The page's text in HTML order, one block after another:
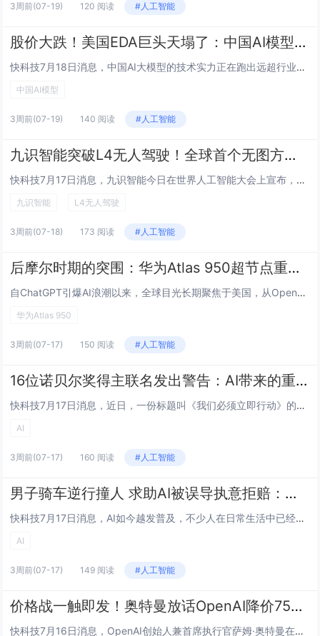
3周前(07-19) 120 阅读 #人工智能
股价大跌！美国EDA巨头天塌了：中国AI模型48小时跑通芯片设计
快科技7月18日消息，中国AI大模型的技术实力正在跑出远超行业预期的增长速度，最新发布的Kimi K3居然只用48小时就全程跑通了完整芯片设计流程，直接给长期依托垄断优势限制国内半导体产业发展的EDA封锁，打出了全新的破局可能性。据官方披露...
中国AI模型
3周前(07-19) 140 阅读 #人工智能
九识智能突破L4无人驾驶！全球首个无图方案规模化量产
快科技7月17日消息，九识智能今日在世界人工智能大会上宣布，公司已实现L4级无人驾驶无图方案的规模化量产，成为全球首家达成此成就的企业。目前，该技术已在九识智能新增运营路线中实现30%的渗透率，预计到本月底，L4无图运营里程将突破4万公里。...
九识智能 L4无人驾驶
3周前(07-18) 173 阅读 #人工智能
后摩尔时期的突围：华为Atlas 950超节点重构国产AI算力体系
自ChatGPT引爆AI浪潮以来，全球目光长期聚焦于美国，从OpenAI、Anthropic，再到英伟达、微软、谷歌，无一不是聚光灯下的行业宠儿。但随着竞争进入下半场，AI开始从模型能力的比拼迈向产业落地与实体应用，被誉为“工业巨兽”的中国...
华为Atlas 950
3周前(07-17) 150 阅读 #人工智能
16位诺贝尔奖得主联名发出警告：AI带来的重大失业潮即将到来
快科技7月17日消息，近日，一份标题叫《我们必须立即行动》的紧急声明引发广泛关注。这份声明的签名阵容相当震撼，包括16位诺贝尔奖得主在内的共200多名全球顶尖专家。声明正文篇幅不长，但警告很直白：AI正以从未有过的速度和规模，重塑整个经济版...
AI
3周前(07-17) 160 阅读 #人工智能
男子骑车逆行撞人 求助AI被误导执意拒赔：法院判了
快科技7月17日消息，AI如今越发普及，不少人在日常生活中已经完全离不开，然而，如果偏听偏信，很可能会被误导，甚至造成严重后果。近日，武汉市蔡甸区人民法院就公示了一起因为过渡相信Ai而导致的理赔纠纷案件。案件回顾：马某驾驶电动自行车与何某驾...
AI
3周前(07-17) 149 阅读 #人工智能
价格战一触即发！奥特曼放话OpenAI降价75%：被DeepSeek等中国AI逼的
快科技7月16日消息，OpenAI创始人兼首席执行官萨姆·奥特曼在社交媒体上公开表示，公司旗舰模型GPT-5.6 Sol的定价已是竞争对手Anthropic Claude Fable 5的一半，并称OpenAI很乐意降价75%。此次价格战信...